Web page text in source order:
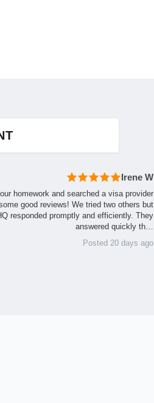
Irene W
homework and searched a visa provider
good reviews! We tried two others but
responded promptly and efficiently. They
answered quickly th…
Posted 20 days ago